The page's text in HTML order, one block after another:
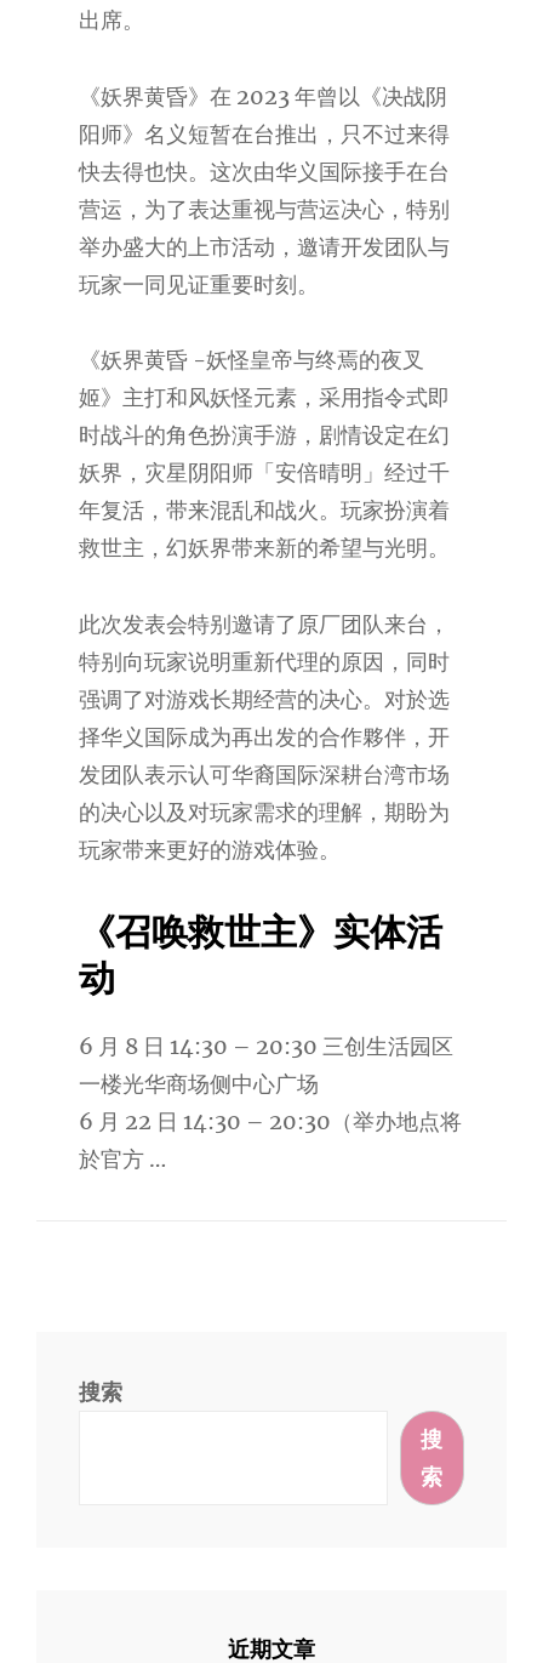
出席。
《妖界黄昏》在 2023 年曾以《决战阴
阳师》名义短暂在台推出，只不过来得
快去得也快。这次由华义国际接手在台
营运，为了表达重视与营运决心，特别
举办盛大的上市活动，邀请开发团队与
玩家一同见证重要时刻。
《妖界黄昏 -妖怪皇帝与终焉的夜叉
姬》主打和风妖怪元素，采用指令式即
时战斗的角色扮演手游，剧情设定在幻
妖界，灾星阴阳师「安倍晴明」经过千
年复活，带来混乱和战火。玩家扮演着
救世主，幻妖界带来新的希望与光明。
此次发表会特别邀请了原厂团队来台，
特别向玩家说明重新代理的原因，同时
强调了对游戏长期经营的决心。对於选
择华义国际成为再出发的合作夥伴，开
发团队表示认可华裔国际深耕台湾市场
的决心以及对玩家需求的理解，期盼为
玩家带来更好的游戏体验。
《召唤救世主》实体活
动
6 月 8 日 14:30 – 20:30 三创生活园区
一楼光华商场侧中心广场
6 月 22 日 14:30 – 20:30（举办地点将
於官方 …
搜索
搜
索
近期文章